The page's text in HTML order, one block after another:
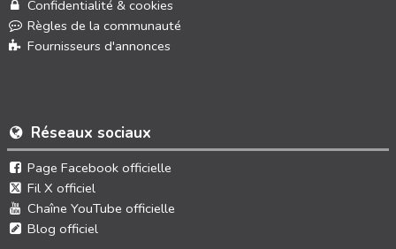
Réseaux sociaux
Page Facebook officielle
Fil X officiel
Chaîne YouTube officielle
Blog officiel
Confidentialité & cookies
Règles de la communauté
Fournisseurs d'annonces